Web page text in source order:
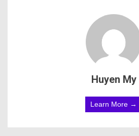
Huyen My
Learn More →